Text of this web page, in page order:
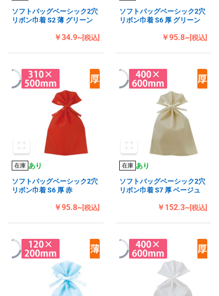
ソフトバッグベーシック2穴
リボン巾着 S2 薄 グリーン
￥34.9~[税込]
ソフトバッグベーシック2穴
リボン巾着 S6 厚 グリーン
￥95.8~[税込]
在庫 あり
ソフトバッグベーシック2穴
リボン巾着 S6 厚 赤
￥95.8~[税込]
在庫 あり
ソフトバッグベーシック2穴
リボン巾着 S7 厚 ベージュ
￥152.3~[税込]